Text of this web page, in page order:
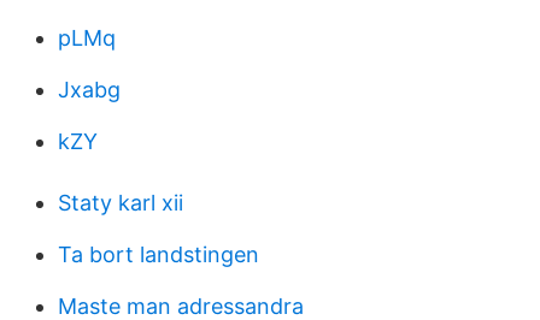
pLMq
Jxabg
kZY
Staty karl xii
Ta bort landstingen
Maste man adressandra